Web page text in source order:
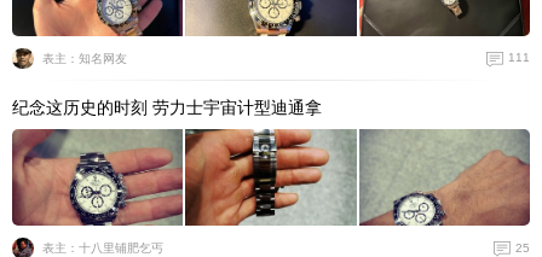
表主：知名网友 111
纪念这历史的时刻 劳力士宇宙计型迪通拿
表主：十八里铺肥乞丐 25